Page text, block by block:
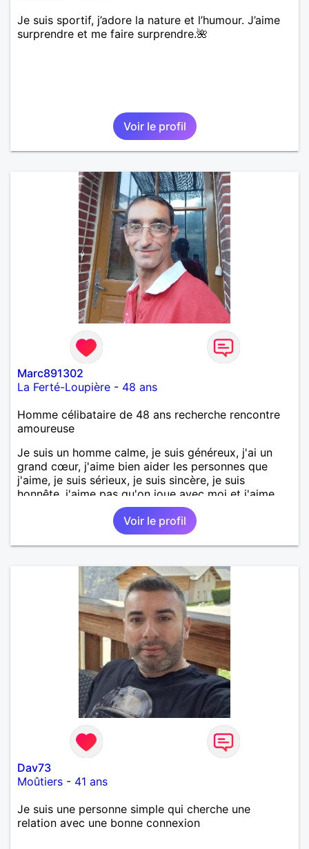
Je suis sportif, j’adore la nature et l’humour. J’aime
surprendre et me faire surprendre.🌺
Voir le profil
Marc891302
La Ferté-Loupière - 48 ans
Homme célibataire de 48 ans recherche rencontre
amoureuse
Je suis un homme calme, je suis généreux, j'ai un
grand cœur, j'aime bien aider les personnes que
j'aime, je suis sérieux, je suis sincère, je suis
honnête, j'aime pas qu'on joue avec moi et j'aime
pas les mensonges. Je cherche une relation
amoureuse et sérieuse.Voir le profil
Dav73
Moûtiers - 41 ans
Je suis une personne simple qui cherche une
relation avec une bonne connexion